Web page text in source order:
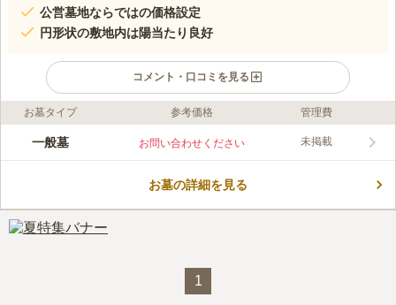
公営墓地ならではの価格設定
円形状の敷地内は陽当たり良好
コメント・口コミを見る
ライフドット編集部のコメント
丘の上にある雪山を望める共同墓地です。公営なので宗教は自由
いずれもゆとり墓地です。 県道58号線からすぐの場所にあり、
地周辺には複数のスーパーがあるので便利です。
口コミ評価
お墓タイプ 参考価格 管理費
一般墓 お問い合わせください 未掲載
お墓の詳細を見る
1